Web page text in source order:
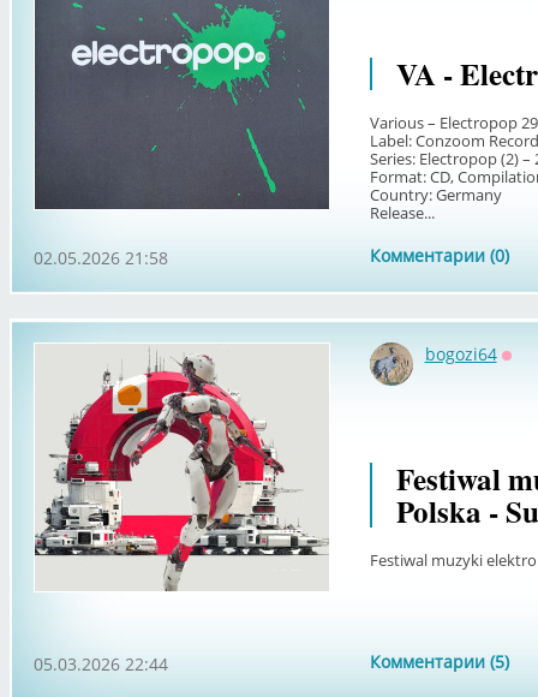
VA -
Various – Electropop 29
Label: Conzoom
Series: Electropop (2) –
Format: CD,
Country: Germany
Release...
Комментарии (0)
02.05.2026 21:58
bogozi64
Festiwal
Polska -
Festiwal muzyki
Комментарии (5)
05.03.2026 22:44